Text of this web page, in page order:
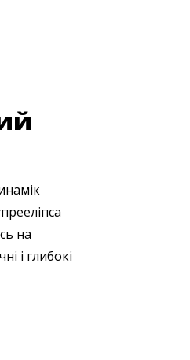
на
і глибокі